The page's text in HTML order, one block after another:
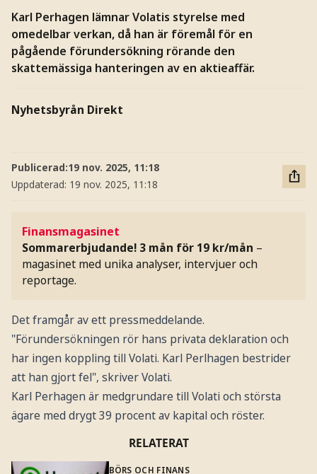
Karl Perhagen lämnar Volatis styrelse med
omedelbar verkan, då han är föremål för en
pågående förundersökning rörande den
skattemässiga hanteringen av en aktieaffär.
Nyhetsbyrån Direkt
Publicerad:19 nov. 2025, 11:18
Uppdaterad: 19 nov. 2025, 11:18
Finansmagasinet
Sommarerbjudande! 3 mån för 19 kr/mån –
magasinet med unika analyser, intervjuer och
reportage.
Det framgår av ett pressmeddelande.
"Förundersökningen rör hans privata deklaration och
har ingen koppling till Volati. Karl Perlhagen bestrider
att han gjort fel", skriver Volati.
Karl Perhagen är medgrundare till Volati och största
ägare med drygt 39 procent av kapital och röster.
RELATERAT
BÖRS OCH FINANS